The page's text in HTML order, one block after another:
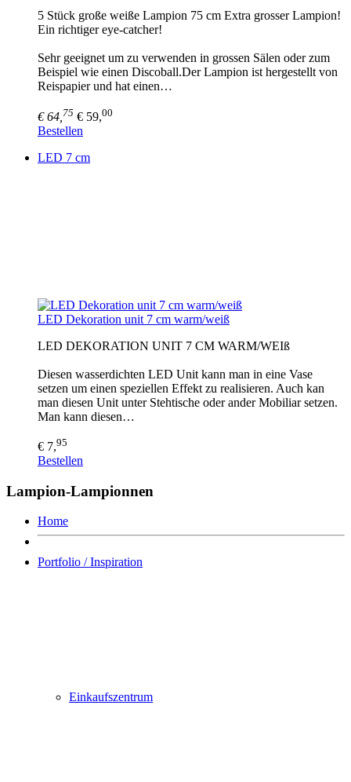
5 Stück große weiße Lampion 75 cm Extra grosser Lampion!
Ein richtiger eye-catcher!
Sehr geeignet um zu verwenden in grossen Sälen oder zum
Beispiel wie einen Discoball.Der Lampion ist hergestellt von
Reispapier und hat einen…
€ 64, 75 € 59,00
Bestellen
LED 7 cm
LED Dekoration unit 7 cm warm/weiß
LED DEKORATION UNIT 7 CM WARM/WEIß
Diesen wasserdichten LED Unit kann man in eine Vase
setzen um einen speziellen Effekt zu realisieren. Auch kan
man diesen Unit unter Stehtische oder ander Mobiliar setzen.
Man kann diesen…
€ 7,95
Bestellen
Lampion-Lampionnen
Home
Portfolio / Inspiration
Einkaufszentrum